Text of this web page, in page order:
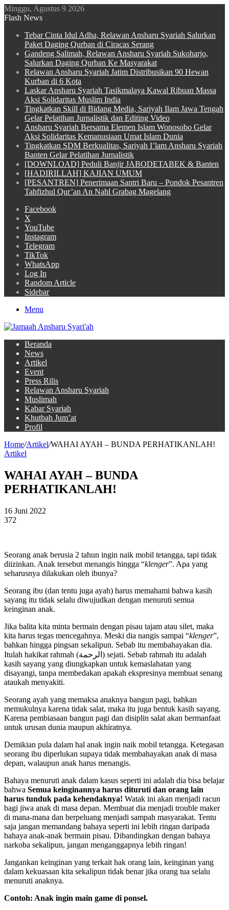
Minggu, Agustus 9 2026
Flash News
Tebar Cinta Idul Adha, Relawan Ansharu Syariah Salurkan
Paket Daging Qurban di Ciracas Serang
Gandeng Salimah, Relawan Ansharu Syariah Sukoharjo,
Salurkan Daging Qurban Ke Masyarakat
Relawan Ansharu Syariah Jatim Distribusikan 90 Hewan
Kurban di 6 Kota
Laskar Ansharu Syariah Tasikmalaya Kawal Ribuan Massa
Aksi Solidaritas Muslim India
Tingkatkan Skill di Bidang Media, Sariyah Ilam Jawa Tengah
Gelar Pelatihan Jurnalistik dan Editing Video
Ansharu Syariah Bersama Elemen Islam Wonosobo Gelar
Aksi Solidaritas Kemanusiaan Umat Islam Dunia
Tingkatkan SDM Berkualitas, Sariyah I’lam Ansharu Syariah
Banten Gelar Pelatihan Jurnalistik
[DOWNLOAD] Peduli Banjir JABODETABEK & Banten
[HADIRILLAH] KAJIAN UMUM
[PESANTREN] Penerimaan Santri Baru – Pondok Pesantren
Tahfizhul Qur’an An Nahl Grabag Magelang
Facebook
X
YouTube
Instagram
Telegram
TikTok
WhatsApp
Log In
Random Article
Sidebar
Menu
Beranda
News
Artikel
Event
Press Rilis
Relawan Ansharu Syariah
Muslimah
Kabar Syariah
Khutbah Jum’at
Profil
Home/Artikel/WAHAI AYAH – BUNDA PERHATIKANLAH!
Artikel
WAHAI AYAH – BUNDA
PERHATIKANLAH!
16 Juni 2022
372
Seorang anak berusia 2 tahun ingin naik mobil tetangga, tapi tidak
diizinkan. Anak tersebut menangis hingga “klenger”. Apa yang
seharusnya dilakukan oleh ibunya?
Seorang ibu (dan tentu juga ayah) harus memahami bahwa kasih
sayang itu tidak selalu diwujudkan dengan menuruti semua
keinginan anak.
Jika balita kita minta bermain dengan pisau tajam atau silet, maka
kita harus tegas mencegahnya. Meski dia nangis sampai “klenger”,
bahkan hingga pingsan sekalipun. Sebab itu membahayakan dia.
Itulah hakikat rahmah (الرحمة) sejati. Sebab rahmah itu adalah
kasih sayang yang diungkapkan untuk kemaslahatan yang
disayangi, tanpa membedakan apakah ekspresinya membuat senang
ataukah menyakiti.
Seorang ayah yang memaksa anaknya bangun pagi, bahkan
memukulnya karena tidak salat, maka itu juga bentuk kasih sayang.
Karena pembiasaan bangun pagi dan disiplin salat akan bermanfaat
untuk urusan dunia maupun akhiratnya.
Demikian pula dalam hal anak ingin naik mobil tetangga. Ketegasan
seorang ibu diperlukan supaya tidak membahayakan anak di masa
depan, walaupun anak harus menangis.
Bahaya menuruti anak dalam kasus seperti ini adalah dia bisa belajar
bahwa Semua keinginannya harus dituruti dan orang lain
harus tunduk pada kehendaknya! Watak ini akan menjadi racun
bagi jiwa anak di masa depan. Membuat dia menjadi trouble maker
di mana-mana dan berpeluang menjadi sampah masyarakat. Tentu
saja jangan memandang bahaya seperti ini lebih ringan daripada
bahaya anak-anak bermain pisau. Dibandingkan dengan bahaya
narkoba sekalipun, jangan menganggapnya lebih ringan!
Jangankan keinginan yang terkait hak orang lain, keinginan yang
dalam kekuasaan kita sekalipun tidak benar jika orang tua selalu
menuruti anaknya.
Contoh: Anak ingin main game di ponsel.